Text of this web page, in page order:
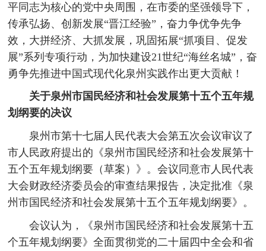
平同志为核心的党中央周围，在市委的坚强领导下，
传承弘扬、创新发展“晋江经验”，奋力争优争先争
效，大拼经济、大抓发展，巩固拓展“抓项目、促发
展”系列专项行动，为加快建设21世纪“海丝名城”，奋
勇争先推进中国式现代化泉州实践作出更大贡献！
关于泉州市国民经济和社会发展第十五个五年规
划纲要的决议
泉州市第十七届人民代表大会第五次会议审议了
市人民政府提出的《泉州市国民经济和社会发展第十
五个五年规划纲要（草案）》。会议同意市人民代表
大会财政经济委员会的审查结果报告，决定批准《泉
州市国民经济和社会发展第十五个五年规划纲要》。
会议认为，《泉州市国民经济和社会发展第十五
个五年规划纲要》全面贯彻党的二十届四中全会和省